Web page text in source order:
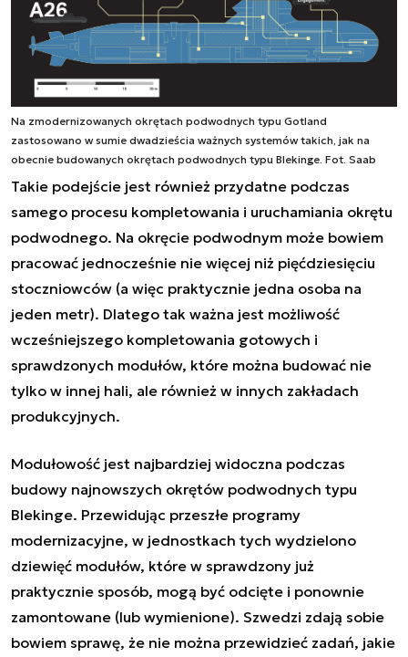
Na zmodernizowanych okrętach podwodnych typu Gotland
zastosowano w sumie dwadzieścia ważnych systemów takich, jak na
obecnie budowanych okrętach podwodnych typu Blekinge. Fot. Saab
Takie podejście jest również przydatne podczas
samego procesu kompletowania i uruchamiania okrętu
podwodnego. Na okręcie podwodnym może bowiem
pracować jednocześnie nie więcej niż pięćdziesięciu
stoczniowców (a więc praktycznie jedna osoba na
jeden metr). Dlatego tak ważna jest możliwość
wcześniejszego kompletowania gotowych i
sprawdzonych modułów, które można budować nie
tylko w innej hali, ale również w innych zakładach
produkcyjnych.
Modułowość jest najbardziej widoczna podczas
budowy najnowszych okrętów podwodnych typu
Blekinge. Przewidując przeszłe programy
modernizacyjne, w jednostkach tych wydzielono
dziewięć modułów, które w sprawdzony już
praktycznie sposób, mogą być odcięte i ponownie
zamontowane (lub wymienione). Szwedzi zdają sobie
bowiem sprawę, że nie można przewidzieć zadań, jakie